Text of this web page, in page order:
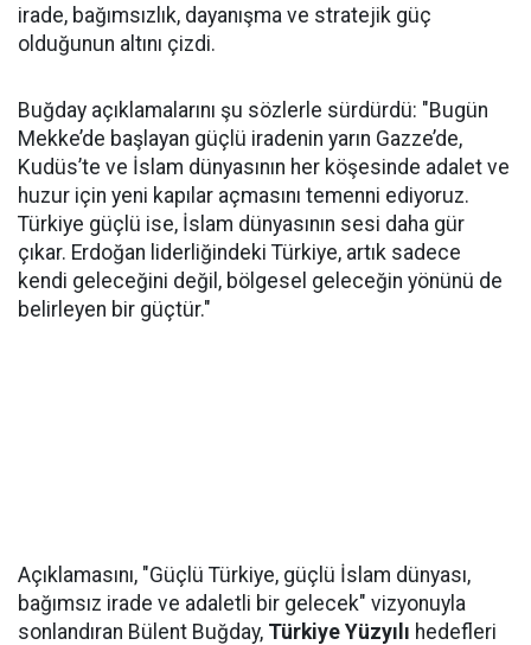
irade, bağımsızlık, dayanışma ve stratejik güç
olduğunun altını çizdi.
Buğday açıklamalarını şu sözlerle sürdürdü: "Bugün
Mekke’de başlayan güçlü iradenin yarın Gazze’de,
Kudüs’te ve İslam dünyasının her köşesinde adalet ve
huzur için yeni kapılar açmasını temenni ediyoruz.
Türkiye güçlü ise, İslam dünyasının sesi daha gür
çıkar. Erdoğan liderliğindeki Türkiye, artık sadece
kendi geleceğini değil, bölgesel geleceğin yönünü de
belirleyen bir güçtür."
Açıklamasını, "Güçlü Türkiye, güçlü İslam dünyası,
bağımsız irade ve adaletli bir gelecek" vizyonuyla
sonlandıran Bülent Buğday, Türkiye Yüzyılı hedefleri